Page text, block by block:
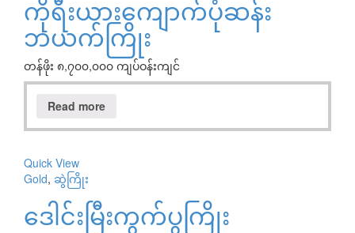
ကိုရီးယားကျောက်ပုံဆန်း
ဘယက်ကြိုး
တန်ဖိုး ၈,၇၀၀,၀၀၀ ကျပ်ဝန်းကျင်
Read more
Quick View
Gold, ဆွဲကြိုး
ဒေါင်းမြီးကွက်ပွကြိုး